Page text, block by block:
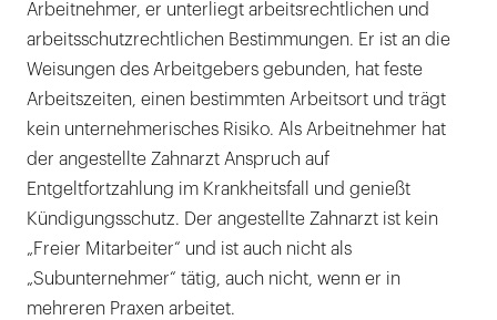
Arbeitnehmer, er unterliegt arbeitsrechtlichen und
arbeitsschutzrechtlichen Bestimmungen. Er ist an die
Weisungen des Arbeitgebers gebunden, hat feste
Arbeitszeiten, einen bestimmten Arbeitsort und trägt
kein unternehmerisches Risiko. Als Arbeitnehmer hat
der angestellte Zahnarzt Anspruch auf
Entgeltfortzahlung im Krankheitsfall und genießt
Kündigungsschutz. Der angestellte Zahnarzt ist kein
„Freier Mitarbeiter“ und ist auch nicht als
„Subunternehmer“ tätig, auch nicht, wenn er in
mehreren Praxen arbeitet.